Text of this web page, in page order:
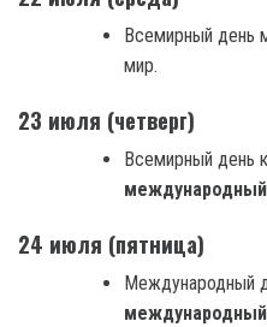
Всемирный день
мир.
23 июля (четверг)
Всемирный день
международный
24 июля (пятница)
Международный
международный